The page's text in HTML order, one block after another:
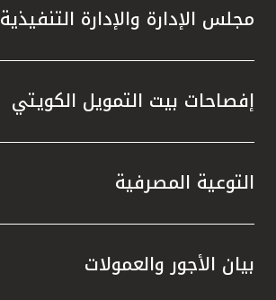
مجلس الإدارة والإدارة التنفيذية
إفصاحات بيت التمويل الكويتي
التوعية المصرفية
بيان الأجور والعمولات